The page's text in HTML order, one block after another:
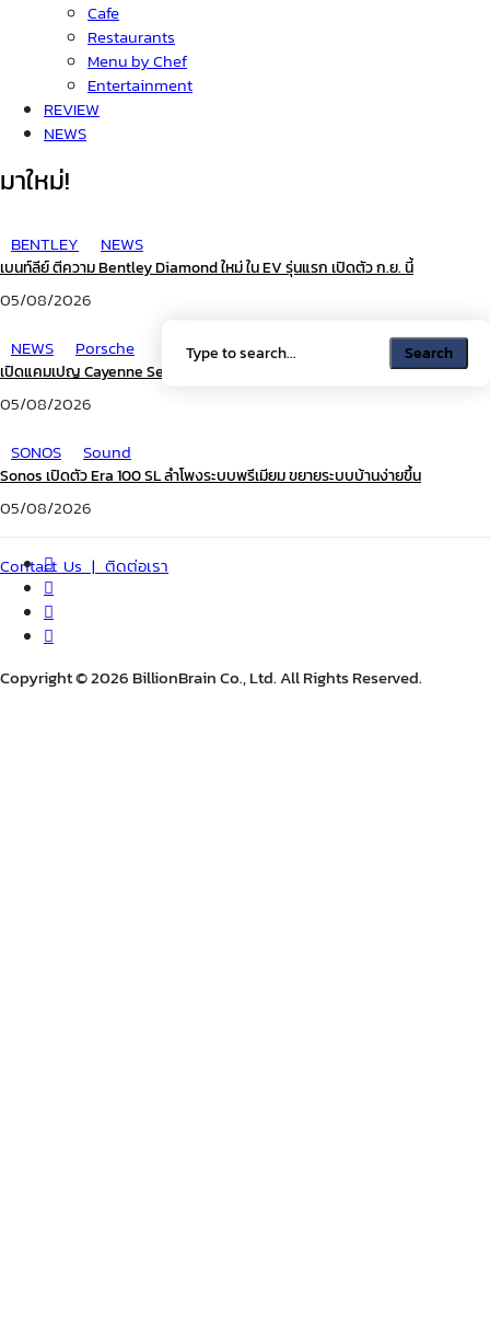
Search
Search
Cafe
Restaurants
Menu by Chef
Entertainment
REVIEW
NEWS
มาใหม่!
BENTLEY NEWS
เบนท์ลีย์ ตีความ Bentley Diamond ใหม่ ใน EV รุ่นแรก เปิดตัว ก.ย. นี้
05/08/2026
NEWS
Porsche
เปิดแคมเปญ Cayenne Service Clinic ยกระดับบริการหลังการขาย
05/08/2026
SONOS
Sound
Sonos เปิดตัว Era 100 SL ลำโพงระบบพรีเมียม ขยายระบบบ้านง่ายขึ้น
05/08/2026
Contact Us | ติดต่อเรา
Copyright © 2026 BillionBrain Co., Ltd. All Rights Reserved.